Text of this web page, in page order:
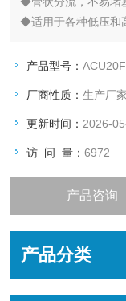
◆适用于各种低压和
◆模拟量输入/输出
选；
产品型号：
厂商性质：生产厂家
更新时间： 2026-
访 问 量：6972
产品咨询
产品分类